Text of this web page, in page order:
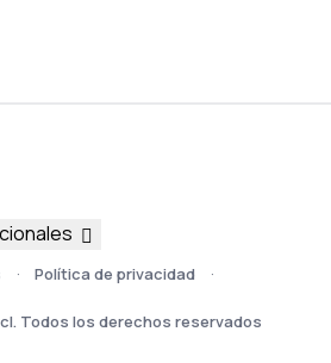
Política de privacidad
Todos los derechos reservados